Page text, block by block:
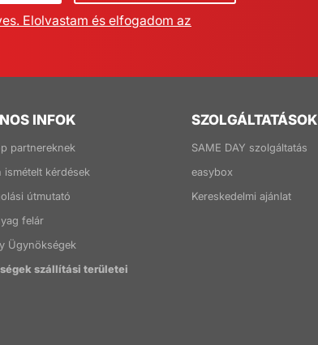
Elolvastam és elfogadom az
INFOK
partnereknek
ismételt kérdések
útmutató
felár
Ügynökségek
szállítási területei
SZOLGÁLTATÁSOK
SAME DAY szolgáltatás
easybox
Kereskedelmi ajánlat